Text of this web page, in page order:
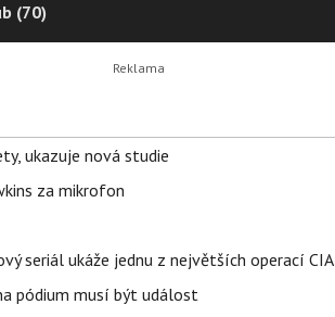
(70)
ukazuje nová studie
za mikrofon
seriál ukáže jednu z největších operací CIA
pódium musí být událost